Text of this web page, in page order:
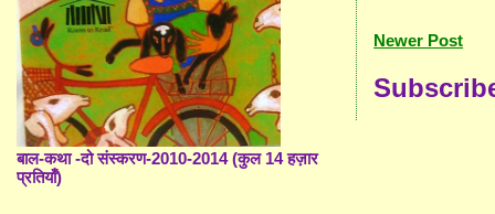
Newer Post
बाल-कथा -दो संस्करण-2010-2014 (कुल 14 हज़ार
प्रतियाँ)